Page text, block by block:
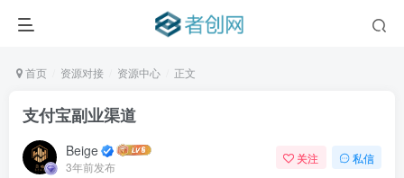
首页 资源对接 资源中心 正文
支付宝副业渠道
Beige
3年前发布
关注 私信